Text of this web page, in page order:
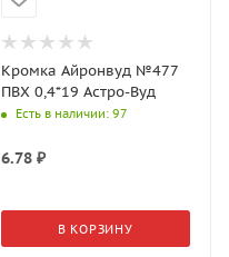
Кромка Айронвуд №477
ПВХ 0,4*19 Астро-Вуд
Есть в наличии: 97
6.78₽
В КОРЗИНУ